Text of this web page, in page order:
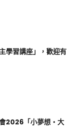
學習講座」，歡迎有
2026「小夢想‧大